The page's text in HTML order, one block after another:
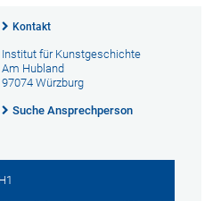
Kontakt
Institut für Kunstgeschichte
Am Hubland
97074 Würzburg
Suche Ansprechperson